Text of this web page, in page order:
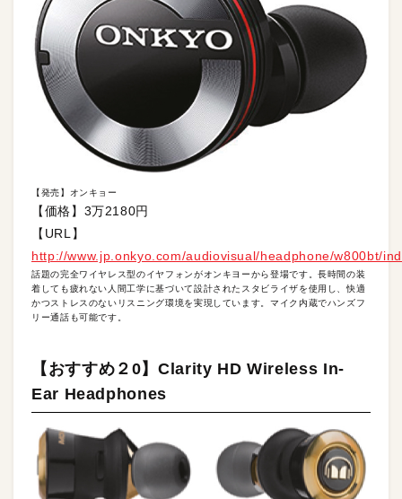
【発売】オンキョー
【価格】3万2180円
【URL】
http://www.jp.onkyo.com/audiovisual/headphone/w800bt/
話題の完全ワイヤレス型のイヤフォンがオンキヨーから登場です。長時間の装
着しても疲れない人間工学に基づいて設計されたスタビライザを使用し、快適
かつストレスのないリスニング環境を実現しています。マイク内蔵でハンズフ
リー通話も可能です。
【おすすめ２0】Clarity HD Wireless In-
Ear Headphones